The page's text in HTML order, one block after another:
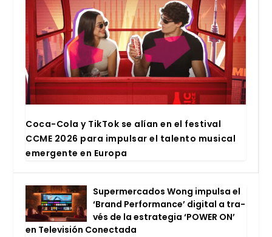
Coca-Cola y Tik­Tok se alían en el fes­ti­val
CCME 2026 para impul­sar el talen­to musi­cal
emer­gen­te en Euro­pa
Super­mer­ca­dos Wong impul­sa el
‘Brand Per­for­man­ce’ digi­tal a tra­
vés de la estra­te­gia ‘POWER ON’
en Tele­vi­sión Conec­ta­da